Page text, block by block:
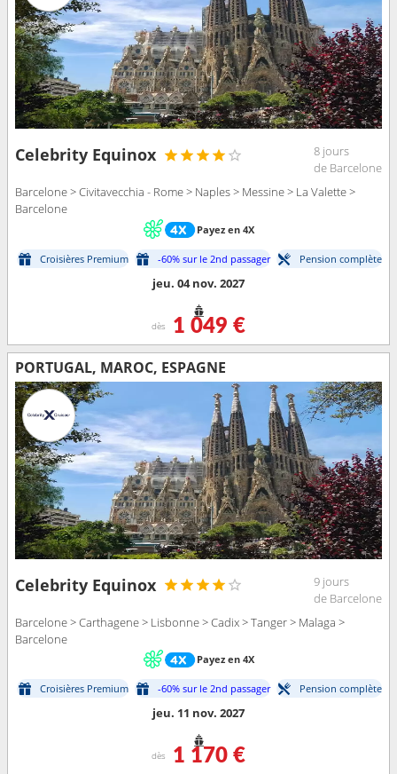
Celebrity Equinox
8 jours
de Barcelone
Barcelone > Civitavecchia - Rome > Naples > Messine > La Valette >
Barcelone
Payez en 4X
Croisières Premium -60% sur le 2nd passager Pension complète
jeu. 04 nov. 2027
dès 1 049 €
PORTUGAL, MAROC, ESPAGNE
Celebrity Equinox
9 jours
de Barcelone
Barcelone > Carthagene > Lisbonne > Cadix > Tanger > Malaga >
Barcelone
Payez en 4X
Croisières Premium -60% sur le 2nd passager Pension complète
jeu. 11 nov. 2027
dès 1 170 €